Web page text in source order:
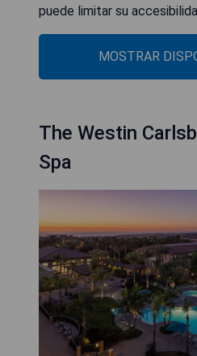
puede limitar su
MOSTRAR
The Westin
Spa